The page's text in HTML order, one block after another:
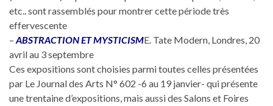
etc.. sont rassemblés pour montrer cette période très
effervescente
– ABSTRACTION ET MYSTICISME. Tate Modern, Londres, 20
avril au 3 septembre
Ces expositions sont choisies parmi toutes celles présentées
par Le Journal des Arts N° 602 -6 au 19 janvier- qui présente
une trentaine d’expositions, mais aussi des Salons et Foires